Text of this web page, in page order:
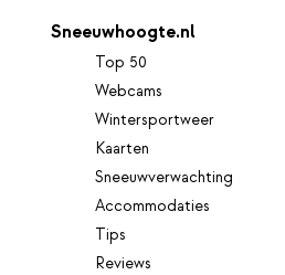
Sneeuwhoogte.nl
Top 50
Webcams
Wintersportweer
Kaarten
Sneeuwverwachting
Accommodaties
Tips
Reviews